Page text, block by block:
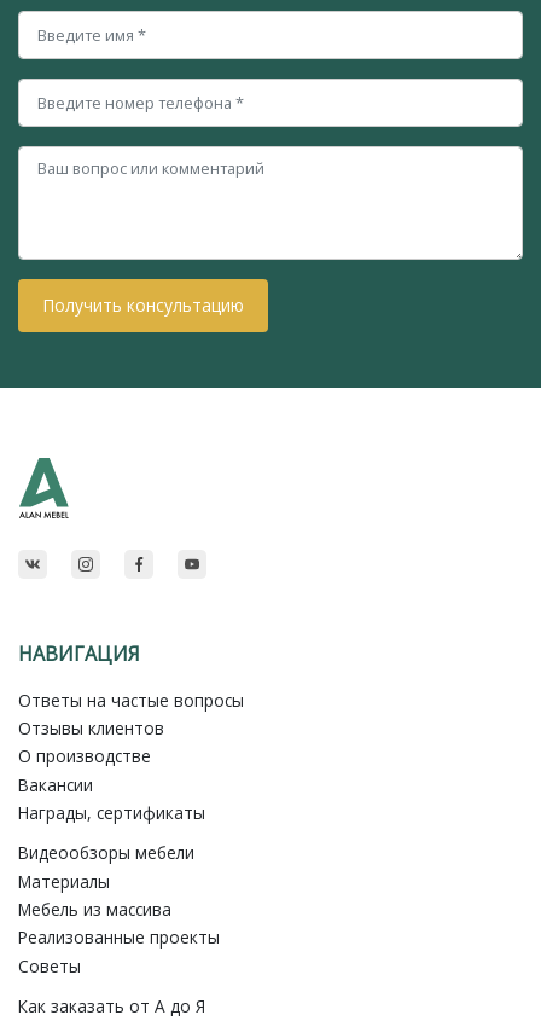
Получить консультацию
НАВИГАЦИЯ
Ответы на частые вопросы
Отзывы клиентов
О производстве
Вакансии
Награды, сертификаты
Видеообзоры мебели
Материалы
Мебель из массива
Реализованные проекты
Советы
Как заказать от A до Я